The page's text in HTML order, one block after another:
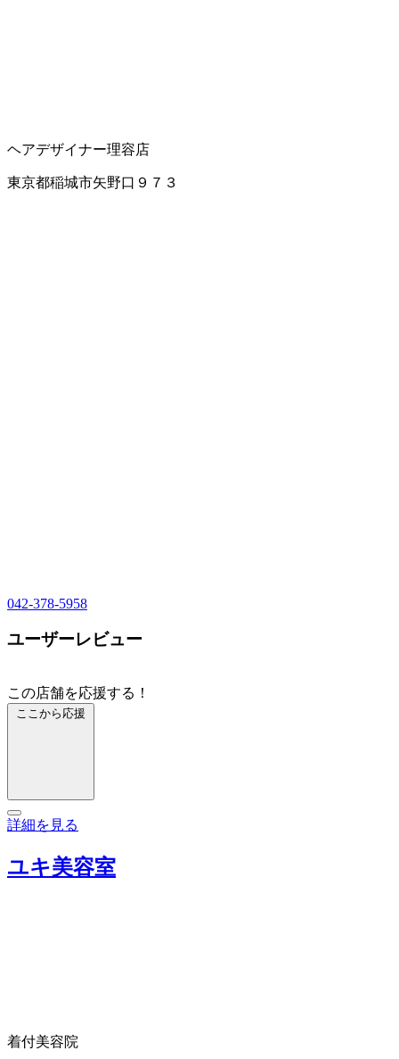
ヘアデザイナー理容店
東京都稲城市矢野口９７３
042-378-5958
ユーザーレビュー
この店舗を応援する！
ここから応援
詳細を見る
ユキ美容室
着付美容院